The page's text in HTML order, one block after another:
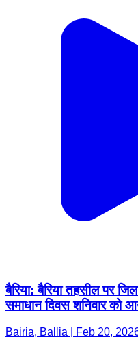
बैरिया: बैरिया तहसील पर
समाधान दिवस शनिवार को
Bairia, Ballia | Feb 20,